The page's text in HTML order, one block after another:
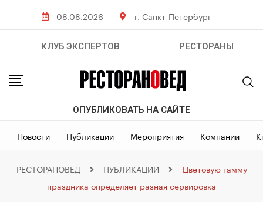
08.08.2026 г. Санкт-Петербург
КЛУБ ЭКСПЕРТОВ РЕСТОРАНЫ
ОПУБЛИКОВАТЬ НА САЙТЕ
Новости Публикации Мероприятия Компании
РЕСТОРАНОВЕД ПУБЛИКАЦИИ
Цветовую гамму
праздника определяет разная сервировка